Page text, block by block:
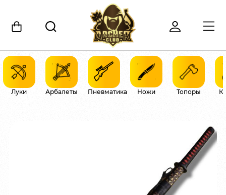
Луки Арбалеты Пневматика Ножи Топоры